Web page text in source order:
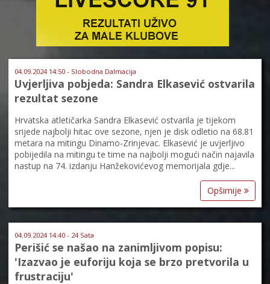
04.09.2024 14:50 - Slobodna Dalmacija
Uvjerljiva pobjeda: Sandra Elkasević ostvarila
rezultat sezone
Hrvatska atletičarka Sandra Elkasević ostvarila je tijekom
srijede najbolji hitac ove sezone, njen je disk odletio na 68.81
metara na mitingu Dinamo-Zrinjevac. Elkasević je uvjerljivo
pobijedila na mitingu te time na najbolji mogući način najavila
nastup na 74. izdanju Hanžekovićevog memorijala gdje...
Opširnije
04.09.2024 14:40 - 24 Sata
Perišić se našao na zanimljivom popisu:
'Izazvao je euforiju koja se brzo pretvorila u
frustraciju'